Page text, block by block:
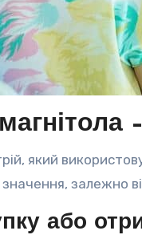
який
залежно
або